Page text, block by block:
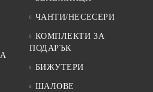
ЧАНТИ/НЕСЕСЕРИ
КОМПЛЕКТИ ЗА
ПОДАРЪК
БИЖУТЕРИ
ШАЛОВЕ